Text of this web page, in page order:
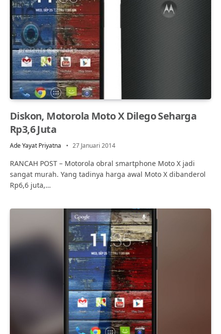
Diskon, Motorola Moto X Dilego Seharga
Rp3,6 Juta
Ade Yayat Priyatna 27 Januari 2014
RANCAH POST – Motorola obral smartphone Moto X jadi
sangat murah. Yang tadinya harga awal Moto X dibanderol
Rp6,6 juta,…